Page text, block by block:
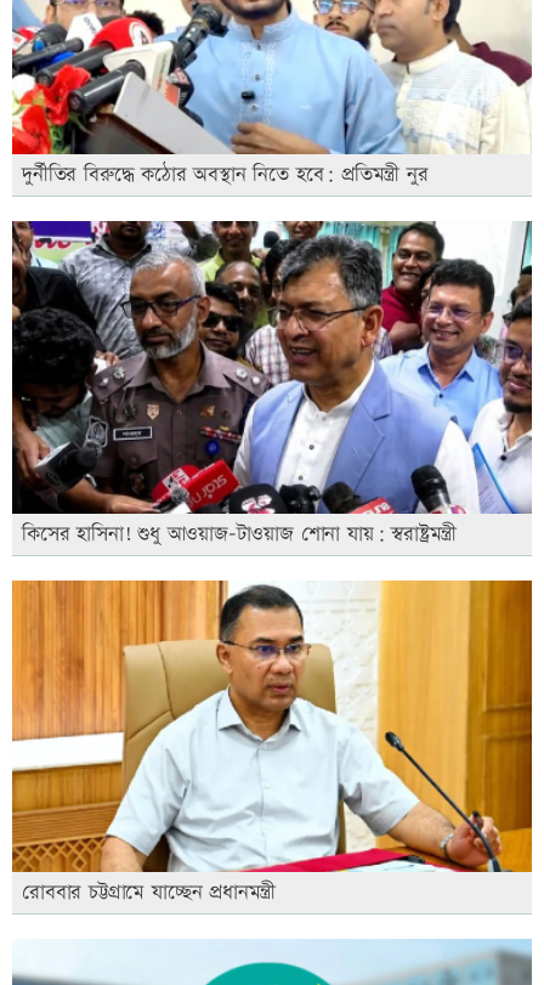
দুর্নীতির বিরুদ্ধে কঠোর অবস্থান নিতে হবে: প্রতিমন্ত্রী নুর
কিসের হাসিনা! শুধু আওয়াজ-টাওয়াজ শোনা যায়: স্বরাষ্ট্রমন্ত্রী
রোববার চট্টগ্রামে যাচ্ছেন প্রধানমন্ত্রী